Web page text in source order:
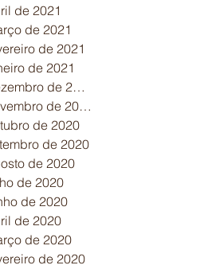
de 2021
de 2021
de 2021
de 2021
dezembro de 2020
novembro de 2020
de 2020
de 2020
de 2020
de 2020
de 2020
de 2020
de 2020
de 2020